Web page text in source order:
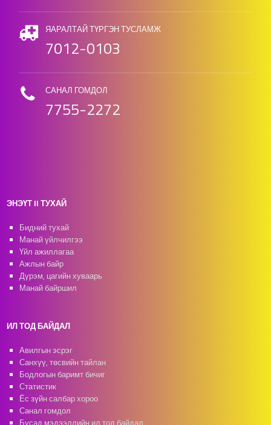
ЯАРАЛТАЙ ТҮРГЭН ТУСЛАМЖ
7012-0103
САНАЛ ГОМДОЛ
7755-2272
ЭНЭҮТ II ТУХАЙ
Бидний тухай
Манай үйлчилгээ
Үйл ажиллагаа
Ажлын байр
Дүрэм, цагийн хуваарь
Манай байршил
ИЛ ТОД БАЙДАЛ
Авилгын эсрэг
Санхүү, төсвийн тайлан
Бодлогын баримт бичиг
Статистик
Ёс зүйн салбар хороо
Санал гомдол
Бусад мэдээллийн ил тод байдал